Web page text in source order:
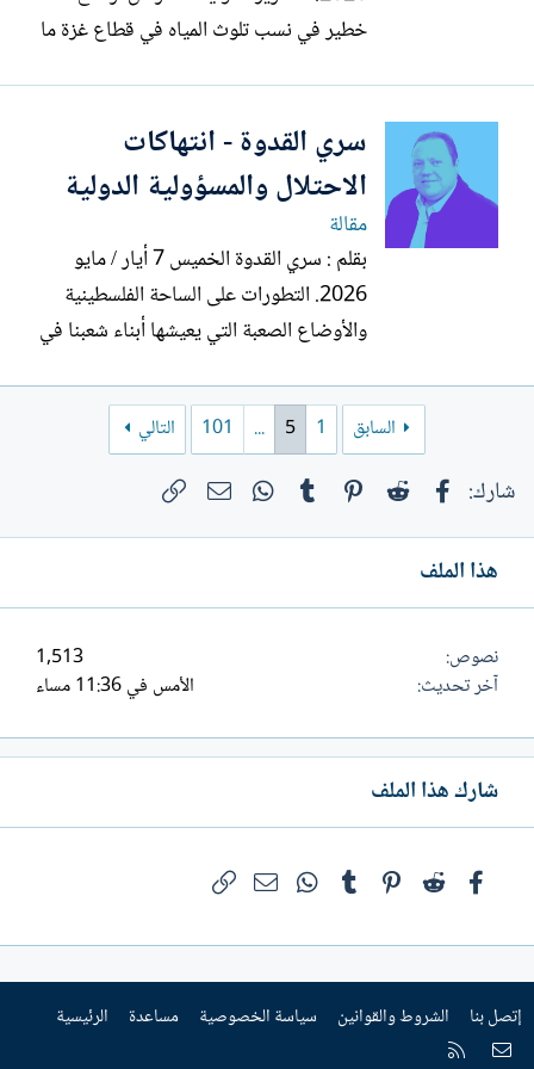
خطير في نسب تلوث المياه في قطاع غزة ما
الشوكية، حيث تم تسجيل 9 حالات إصابة
بالحمى الشوكية بين الأطفال منذ بداية الشهر
الجاري، وإن 57% من المياه...
سري القدوة - انتهاكات
الاحتلال والمسؤولية الدولية
مقالة
بقلم : سري القدوة الخميس 7 أيار / مايو
2026. التطورات على الساحة الفلسطينية
والأوضاع الصعبة التي يعيشها أبناء شعبنا في
المحتلة، في ظل استمرار العدوان والانتهاكات
بحق المواطنين الفلسطينيين حيث تتصاعد
وتتواصل الانتهاكات التي تعيق جهود وقف
الحرب في قطاع...
السابق 1
5
...
101 التالي
شارك: فيسبوك Reddit
Pinterest
Tumblr
WhatsAppالبريد الإلكتروني
هذا الملف
نصوص
1,513
آخر تحديث
الأمس في 11:36 مساء
شارك هذا الملف
فيسبوكReddit
Pinterest
Tumblr
WhatsAppالبريد الإلكتروني
إتصل بنا الشروط والقوانين سياسة الخصوصية مساعدة الرئيسية
إتصل بنا